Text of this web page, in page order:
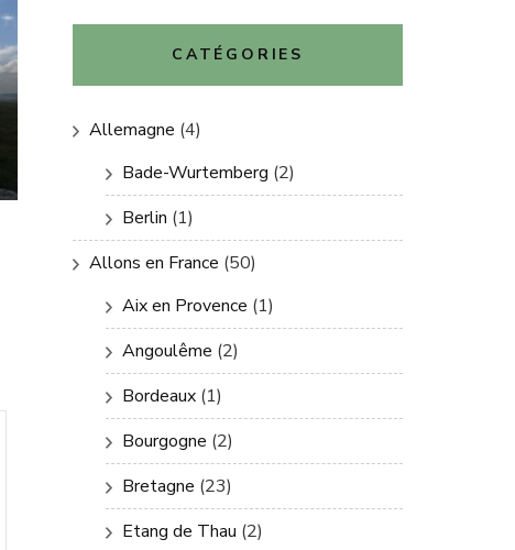
CATÉGORIES
Allemagne (4)
Bade-Wurtemberg (2)
Berlin (1)
Allons en France (50)
Aix en Provence (1)
Angoulême (2)
Bordeaux (1)
Bourgogne (2)
Bretagne (23)
Etang de Thau (2)